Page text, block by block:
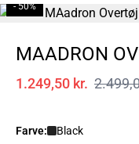
- 50%
MAADRON
1.249,50 kr.
Farve: Black